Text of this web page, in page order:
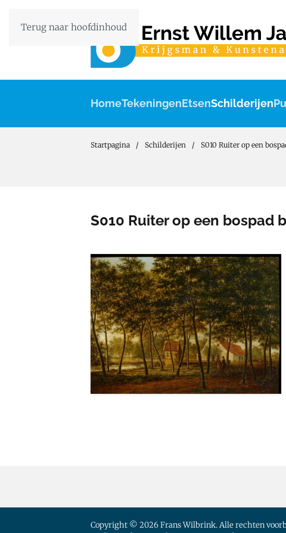
Terug naar hoofdinhoud
HomeTekeningenEtsenSchilderijen
Startpagina Schilderijen S010 Ruiter op een
S010 Ruiter op een bospad
Copyright © 2026 Frans Wilbrink. Alle rechten